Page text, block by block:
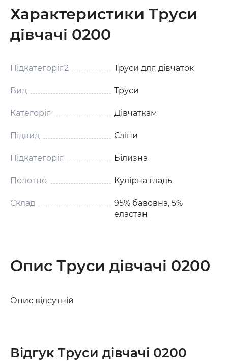
Характеристики Труси
дівчачі 0200
Підкатегорія2 Труси для дівчаток
Вид Труси
Категорія Дівчаткам
Підвид Сліпи
Підкатегорія Білизна
Полотно Кулірна гладь
Склад
95% бавовна, 5%
еластан
Опис Труси дівчачі 0200
Опис відсутній
Відгук Труси дівчачі 0200